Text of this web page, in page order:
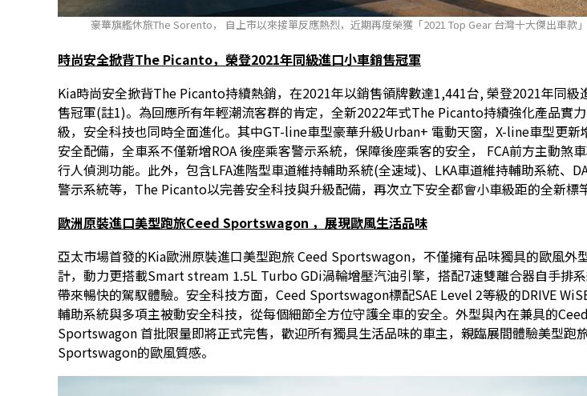
豪華旗艦休旅The Sorento， 自上市以來接單反應熱烈，近期再度榮獲「2021 Top Gear 台灣十大傑出車款」
時尚安全掀背The Picanto，榮登2021年同級進口小車銷售冠軍
Kia時尚安全掀背The Picanto持續熱銷，在2021年以銷售領牌數達1,441台, 榮登2021年同級
售冠軍(註1)。為回應所有年輕潮流客群的肯定，全新2022年式The Picanto持續強化產品實
級，安全科技也同時全面進化。其中GT-line車型豪華升級Urban+ 電動天窗，X-line車型更新
安全配備，全車系不僅新增ROA 後座乘客警示系統，保障後座乘客的安全， FCA前方主動煞
行人偵測功能。此外，包含LFA進階型車道維持輔助系統(全速域)、LKA車道維持輔助系統、
警示系統等，The Picanto以完善安全科技與升級配備，再次立下安全都會小車級距的全新標
歐洲原裝進口美型跑旅Ceed Sportswagon ， 展現歐風生活品味
亞太市場首發的Kia歐洲原裝進口美型跑旅 Ceed Sportswagon，不僅擁有品味獨具的歐風外
計，動力更搭載Smart stream 1.5L Turbo GDi渦輪增壓汽油引擎，搭配7速雙離合器自手排
帶來暢快的駕馭體驗。安全科技方面，Ceed Sportswagon標配SAE Level 2等級的DRIVE
輔助系統與多項主被動安全科技，從每個細節全方位守護全車的安全。外型與內在兼具的Ceed
Sportswagon 首批限量即將正式完售，歡迎所有獨具生活品味的車主，親臨展間體驗美型跑
Sportswagon的歐風質感。